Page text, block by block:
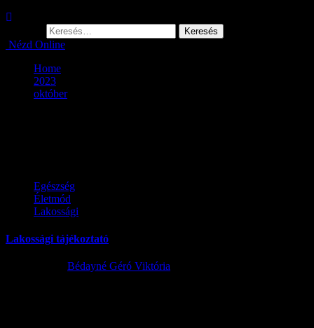
Nézd Online
Home
2023
október
Egészség
Életmód
Lakossági
Lakossági tájékoztató
Bédayné Géró Viktória